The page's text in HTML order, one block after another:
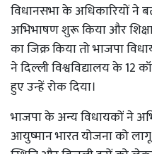
विधानसभा के अधिकारियों ने
अभिभाषण शुरू किया और
का जिक्र किया तो भाजपा
ने दिल्ली विश्वविद्यालय के 12
हुए उन्हें रोक दिया।
भाजपा के अन्य विधायकों ने
आयुष्मान भारत योजना को